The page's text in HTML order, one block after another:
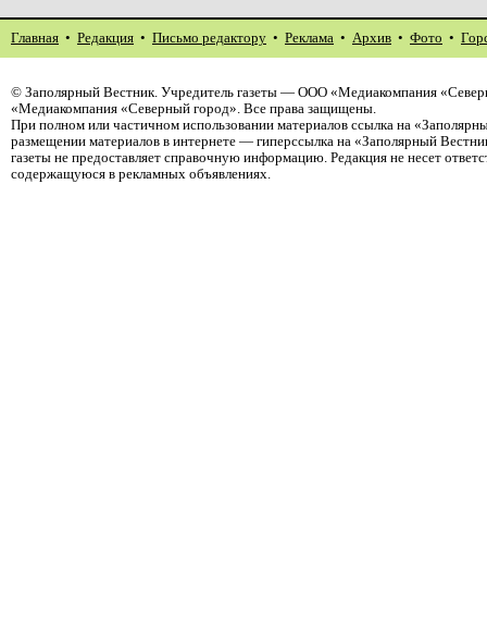
Главная • Редакция • Письмо редактору • Реклама • Архив • Фото •
© Заполярный Вестник. Учредитель газеты — ООО «Медиакомпания
«Медиакомпания «Северный город». Все права защищены.
При полном или частичном использовании материалов ссылка на
размещении материалов в интернете — гиперссылка на «Заполярный
газеты не предоставляет справочную информацию. Редакция не несет
содержащуюся в рекламных объявлениях.